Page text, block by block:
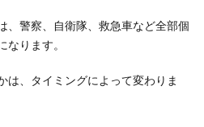
、警察、自衛隊、救急車など全部個
なります。
は、タイミングによって変わりま